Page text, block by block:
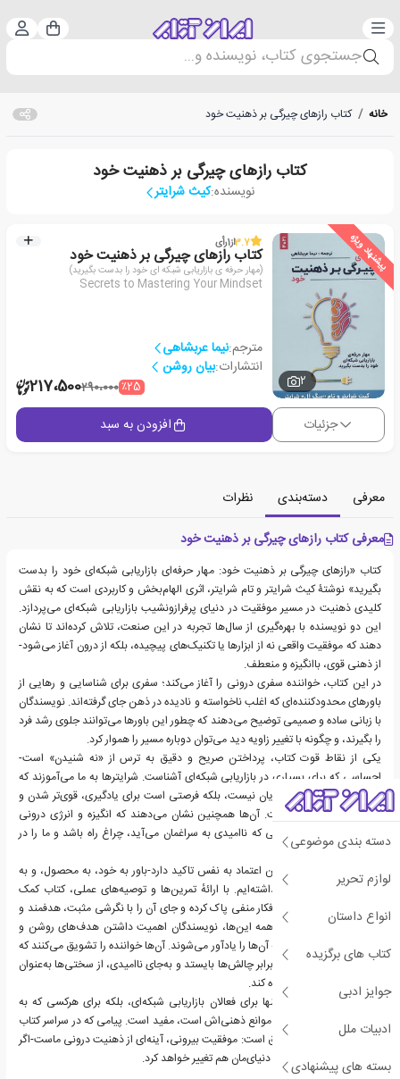
دسته‌بندی سبد
جستجوی کتاب، نویسنده و...
دسته بندی موضوعی
لوازم تحریر
انواع داستان
کتاب های برگزیده
جوایز ادبی
ادبیات ملل
بسته های پیشنهادی
خانه / کتاب رازهای چیرگی بر ذهنیت خود
کتاب رازهای چیرگی بر ذهنیت خود
نویسنده:کیث شرایتر
پیشنهاد ویژه
2
3.7از1رأی
کتاب رازهای چیرگی بر ذهنیت خود
(مهار حرفه ی بازاریابی شبکه ای خود را بدست بگیرید)
Secrets to Mastering Your Mindset
مترجم:نیما عربشاهی
انتشارات:بیان روشن
٪25290،000217،500
جزئیات افزودن به سبد
معرفی دسته‌بندی
نظرات
معرفی کتاب رازهای چیرگی بر ذهنیت خود
کتاب «رازهای چیرگی بر ذهنیت خود: مهار حرفه‌ای بازاریابی شبکه‌ای خود را بدست
بگیرید» نوشتۀ کیث شرایتر و تام شرایتر، اثری الهام‌بخش و کاربردی است که به نقش
کلیدی ذهنیت در مسیر موفقیت در دنیای پرفرازونشیب بازاریابی شبکه‌ای می‌پردازد.
این دو نویسنده با بهره‌گیری از سال‌ها تجربه در این صنعت، تلاش کرده‌اند تا نشان
دهند که موفقیت واقعی نه از ابزارها یا تکنیک‌های پیچیده، بلکه از درون آغاز می‌شود-
از ذهنی قوی، باانگیزه و منعطف.
در این کتاب، خواننده سفری درونی را آغاز می‌کند؛ سفری برای شناسایی و رهایی از
باورهای محدودکننده‌ای که اغلب ناخواسته و نادیده در ذهن جای گرفته‌اند. نویسندگان
با زبانی ساده و صمیمی توضیح می‌دهند که چطور این باورها می‌توانند جلوی رشد فرد
را بگیرند، و چگونه با تغییر زاویه دید می‌توان دوباره مسیر را هموار کرد.
یکی از نقاط قوت کتاب، پرداختن صریح و دقیق به ترس از «نه شنیدن» است-
احساسی که برای بسیاری در بازاریابی شبکه‌ای آشناست. شرایترها به ما می‌آموزند که
هر جواب منفی نه تنها پایان نیست، بلکه فرصتی است برای یادگیری، قوی‌تر شدن و
نزدیک‌تر شدن به موفقیت. آن‌ها همچنین نشان می‌دهند که انگیزه و انرژی درونی
چطور می‌تواند در روزهایی که ناامیدی به سراغمان می‌آید، چراغ راه باشد و ما را در
مسیر نگه دارد.
این اثر همچنین بر ساختن اعتماد به نفس تاکید دارد-باور به خود، به محصول، و به
مسیری که در آن قدم گذاشته‌ایم. با ارائهٔ تمرین‌ها و توصیه‌های عملی، کتاب کمک
می‌کند تا ذهن خود را از افکار منفی پاک کرده و جای آن را با نگرشی مثبت، هدفمند و
آینده‌نگر پر کنیم. در کنار همه این‌ها، نویسندگان اهمیت داشتن هدف‌های روشن و
برنامه‌ریزی برای رسیدن به آن‌ها را یادآور می‌شوند. آن‌ها خواننده را تشویق می‌کنند که
با پشتکار و ثبات قدم، در برابر چالش‌ها بایستد و به‌جای ناامیدی، از سختی‌ها به‌عنوان
پله‌هایی برای رشد استفاده کند.
در نهایت، این کتاب نه‌تنها برای فعالان بازاریابی شبکه‌ای، بلکه برای هرکسی که به
دنبال رشد فردی و غلبه بر موانع ذهنی‌اش است، مفید است. پیامی که در سراسر کتاب
جریان دارد ساده ولی عمیق است: موفقیت بیرونی، آینه‌ای از ذهنیت درونی ماست-اگر
ذهنیت‌مان را تغییر دهیم، دنیای‌مان هم تغییر خواهد کرد.